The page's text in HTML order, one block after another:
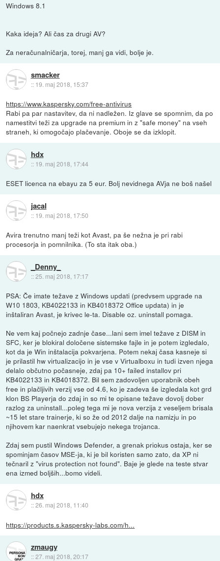
Windows 8.1
Kaka ideja? Ali čas za drugi AV?
Za neračunalničarja, torej, manj ga vidi, bolje je.
smacker
:: 19. maj 2018, 15:37
https://www.kaspersky.com/free-antivirus
Rabi pa par nastavitev, da ni nadležen. Iz glave se spomnim, da po
namestitvi teži za upgrade na premium in z "safe money" na vseh
straneh, ki omogočajo plačevanje. Oboje se da izklopit.
hdx
:: 19. maj 2018, 17:44
ESET licenca na ebayu za 5 eur. Bolj nevidnega AVja ne boš našel
jacal
:: 19. maj 2018, 17:50
Avira trenutno manj teži kot Avast, pa še nežna je pri rabi
procesorja in pomnilnika. (To sta itak oba.)
_Denny_
::25. maj 2018, 17:17
PSA: Če imate težave z Windows updati (predvsem upgrade na
W10 1803, KB4022133 in KB4018372 Office updata) in je
inštaliran Avast, je krivec le-ta. Disable oz. uninstall pomaga.
Ne vem kaj počnejo zadnje čase...lani sem imel težave z DISM in
SFC, ker je blokiral določene sistemske fajle in je potem izgledalo,
kot da je Win inštalacija pokvarjena. Potem nekaj časa kasneje si
je prilastil hw virtualizacijo in je vse v Virtualboxu in tudi izven njega
delalo občutno počasneje, zdaj pa 10+ failed installov pri
KB4022133 in KB4018372. Bil sem zadovoljen uporabnik obeh
free in plačljivih verzij vse od 4.6, ko je zadeva še izgledala kot grd
klon BS Playerja do zdaj in so mi te opisane težave dovolj dober
razlog za uninstall...poleg tega mi je nova verzija z veseljem brisala
~15 let stare trainerje, ki so že od 2012 dalje na namizju in po
njihovem kar naenkrat vsebujejo nekega trojanca.
Zdaj sem pustil Windows Defender, a grenak priokus ostaja, ker se
spominjam časov MSE-ja, ki je bil koristen samo zato, da XP ni
tečnaril z "virus protection not found". Baje je glede na teste stvar
ena izmed boljših...bomo videli.
hdx
::26. maj 2018, 11:40
https://products.s.kaspersky-labs.com/h...
zmaugy
::27. maj 2018, 20:17